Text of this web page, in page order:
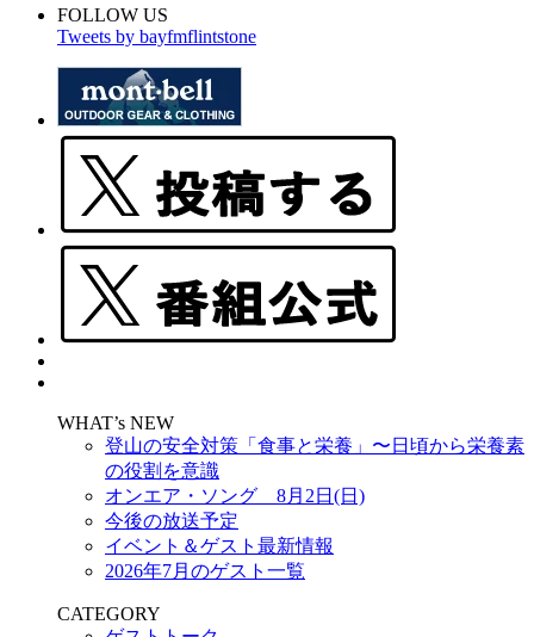
FOLLOW US
Tweets by bayfmflintstone
WHAT’s NEW
登山の安全対策「食事と栄養」〜日頃から栄養素
の役割を意識
オンエア・ソング 8月2日(日)
今後の放送予定
イベント＆ゲスト最新情報
2026年7月のゲスト一覧
CATEGORY